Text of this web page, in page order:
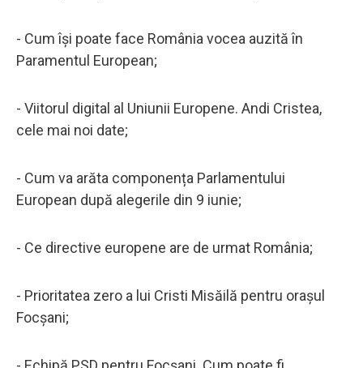
- Cum își poate face România vocea auzită în
Paramentul European;
- Viitorul digital al Uniunii Europene. Andi Cristea,
cele mai noi date;
- Cum va arăta componența Parlamentului
European după alegerile din 9 iunie;
- Ce directive europene are de urmat România;
- Prioritatea zero a lui Cristi Misăilă pentru orașul
Focșani;